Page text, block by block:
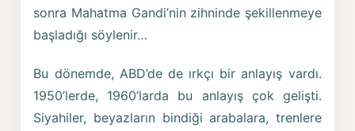
sonra Mahatma Gandi’nin zihninde şekillenmeye
başladığı söylenir…
Bu dönemde, ABD’de de ırkçı bir anlayış vardı.
1950’lerde, 1960’larda bu anlayış çok gelişti.
Siyahiler, beyazların bindiği arabalara, trenlere